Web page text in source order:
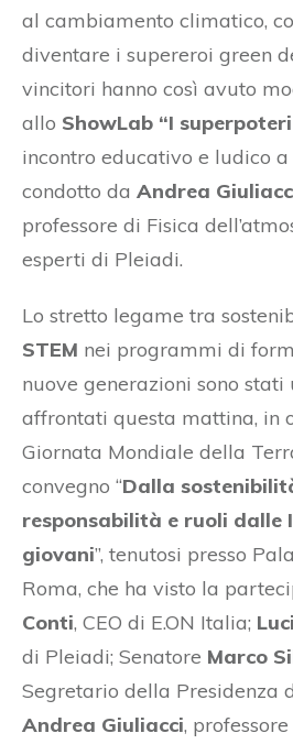
al cambiamento climatico,
diventare i supereroi green
vincitori hanno così avuto
allo ShowLab “I
incontro educativo e ludico
condotto da Andrea
professore di Fisica
esperti di Pleiadi.
Lo stretto legame tra
STEM nei programmi di
nuove generazioni sono stati
affrontati questa mattina, in
Giornata Mondiale della
convegno “Dalla
responsabilità e ruoli dalle
giovani”, tenutosi presso
Roma, che ha visto la
Conti, CEO di E.ON Italia;
di Pleiadi; Senatore Marco
Segretario della Presidenza
Andrea Giuliacci,